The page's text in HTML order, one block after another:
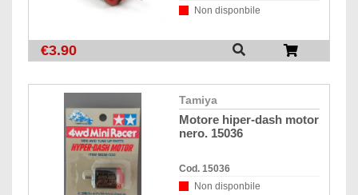
Non disponbile
€3.90
tamiya
motore hiper-dash motor
nero. 15036
Cod. 15036
Non disponbile